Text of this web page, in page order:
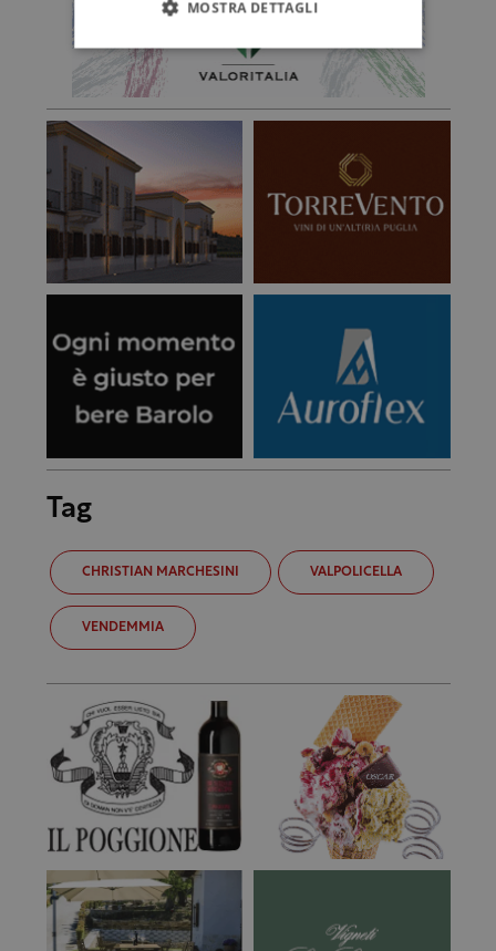
Tag
CHRISTIAN MARCHESINI VALPOLICELLA
VENDEMMIA
MOSTRA DETTAGLI